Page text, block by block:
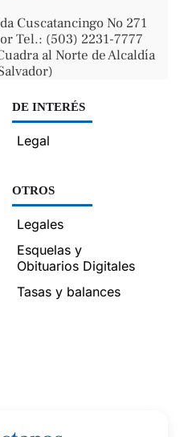
Cuscatancingo No 271
Tel.: (503) 2231-7777
al Norte de Alcaldía
DE INTERÉS
Legal
OTROS
Legales
Esquelas y
Obituarios Digitales
Tasas y balances